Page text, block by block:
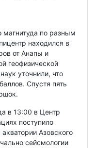
магнитуда по разным
находился в
от Анапы и
геофизической
уточнили, что
Спустя пять
в 13:00 в Центр
поступило
Азовского
сейсмологии